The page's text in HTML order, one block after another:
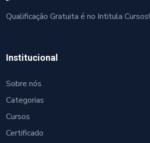
Qualificação Gratuita é no Intitula Cursos!
Institucional
Sobre nós
Categorias
Cursos
Certificado